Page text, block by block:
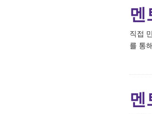
멘
직접
를 통
멘